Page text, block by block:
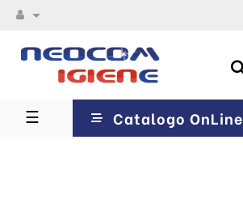

navigazione
Toggle
☰ Catalogo OnLine